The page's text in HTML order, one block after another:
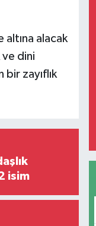
altına alacak
ve dini
zayıflık
isim